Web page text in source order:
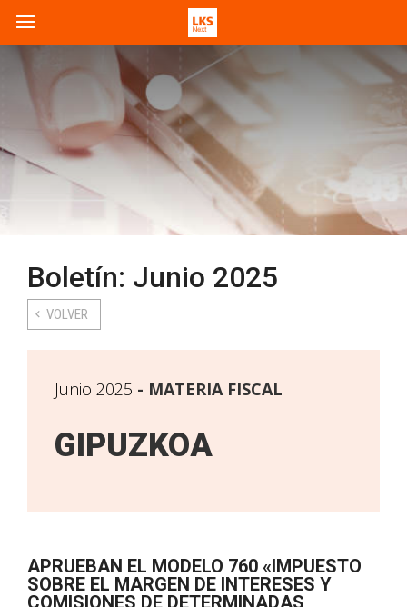
Boletín: Junio 2025
VOLVER
Junio 2025 MATERIA FISCAL
GIPUZKOA
APRUEBAN EL MODELO 760 «IMPUESTO
SOBRE EL MARGEN DE INTERESES Y
COMISIONES DE DETERMINADAS